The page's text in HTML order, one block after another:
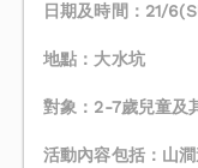
日期及時間：21/
地點：大水坑
對象：2-7歲兒童及
活動內容包括：山